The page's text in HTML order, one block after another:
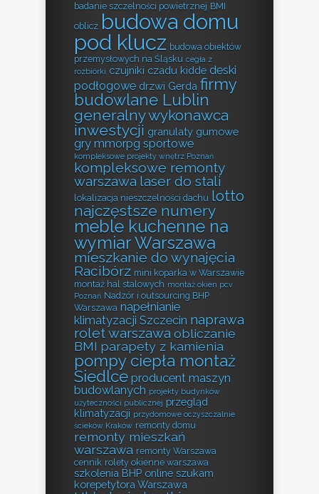
badanie szczelności powietrznej BMI
oblicz budowa domu
pod klucz budowa obiektów
przemysłowych na Śląsku cegła z
rozbiórki czujniki czadu kidde deski
podłogowe drzwi Gerda firmy
budowlane Lublin
generalny wykonawca
inwestycji granulaty gumowe
gry mmorpg sportowe
kompleksowe projekty wnętrz Poznań
kompleksowe remonty
warszawa laser do stali
lokalizacja nieszczelności dachu lotto
najczęstsze numery
meble kuchenne na
wymiar Warszawa
mieszkanie do wynajęcia
Racibórz mini koparka w Warszawie
montaż hal stalowych montaż okien pcv
Poznań Nadzór i outsourcing BHP
Warszawa napełnianie
klimatyzacji Szczecin naprawa
rolet warszawa obliczanie
BMI parapety z kamienia
pompy ciepła montaż
Siedlce producent maszyn
budowlanych projekty budynków
użyteczności publicznej przegląd
klimatyzacji przydomowe oczyszczalnie
ścieków Kraków remonty domu
remonty mieszkań
warszawa remonty Warszawa
cennik rolety okienne warszawa
szkolenia BHP online szukam
korepetytora Warszawa